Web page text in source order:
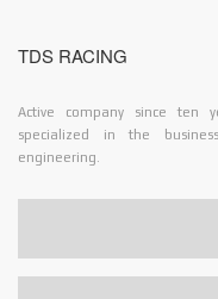
TDS RACING
Active company since ten
specialized in the
engineering.